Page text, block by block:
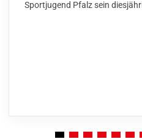
Sportjugend Pfalz sein